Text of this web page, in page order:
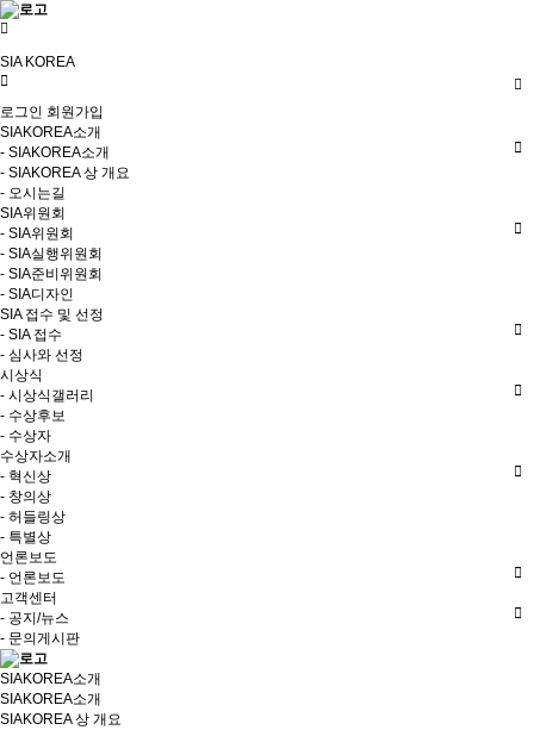
SIA KOREA
로그인 회원가입
SIAKOREA소개
- SIAKOREA소개
- SIAKOREA 상 개요
- 오시는길
SIA위원회
- SIA위원회
- SIA실행위원회
- SIA준비위원회
- SIA디자인
SIA 접수 및 선정
- SIA 접수
- 심사와 선정
시상식
- 시상식갤러리
- 수상후보
- 수상자
수상자소개
- 혁신상
- 창의상
- 허들링상
- 특별상
언론보도
- 언론보도
고객센터
- 공지/뉴스
- 문의게시판
SIAKOREA소개
SIAKOREA소개
SIAKOREA 상 개요